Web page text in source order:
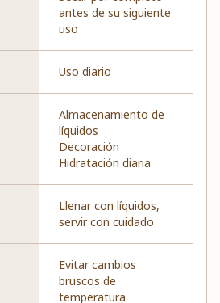
antes de su siguiente
uso
Uso diario
Almacenamiento de
líquidos
Decoración
Hidratación diaria
Llenar con líquidos,
servir con cuidado
Evitar cambios
bruscos de
temperatura